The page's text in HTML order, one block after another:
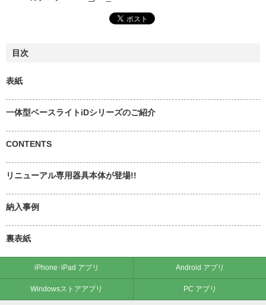
目次
表紙
一体型ベースライトiDシリーズのご紹介
CONTENTS
リニューアル専用器具本体が登場!!
納入事例
裏表紙
iPhone･iPad アプリ Android アプリ
Windowsストアアプリ PC アプリ